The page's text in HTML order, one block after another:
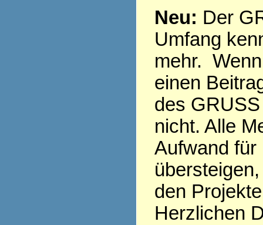
Neu: Der
Umfang
mehr.
einen
des
nicht. Alle
Aufwand für
den
Herzlichen